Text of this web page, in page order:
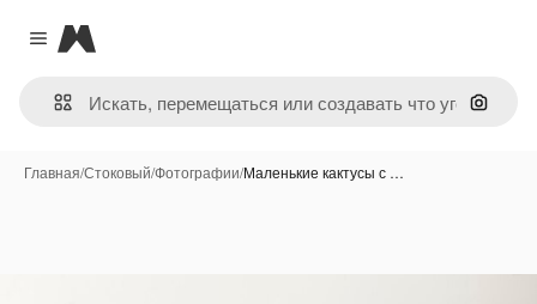
Close menu
Magnific
Поиск
Главная/Стоковый/Фотографии/Маленькие кактусы с …